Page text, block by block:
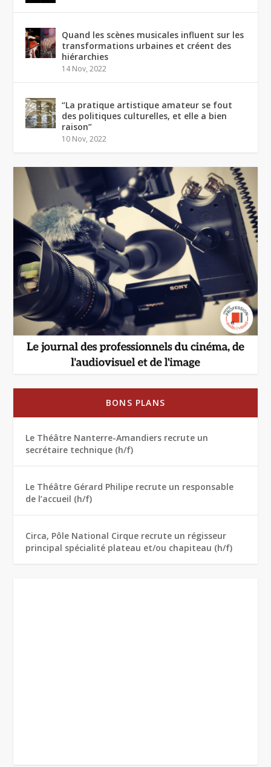
Quand les scènes musicales influent sur les
transformations urbaines et créent des
hiérarchies
14 Nov, 2022
“La pratique artistique amateur se fout
des politiques culturelles, et elle a bien
raison”
10 Nov, 2022
BONS PLANS
Le Théâtre Nanterre-Amandiers recrute un
secrétaire technique (h/f)
Le Théâtre Gérard Philipe recrute un responsable
de l’accueil (h/f)
Circa, Pôle National Cirque recrute un régisseur
principal spécialité plateau et/ou chapiteau (h/f)